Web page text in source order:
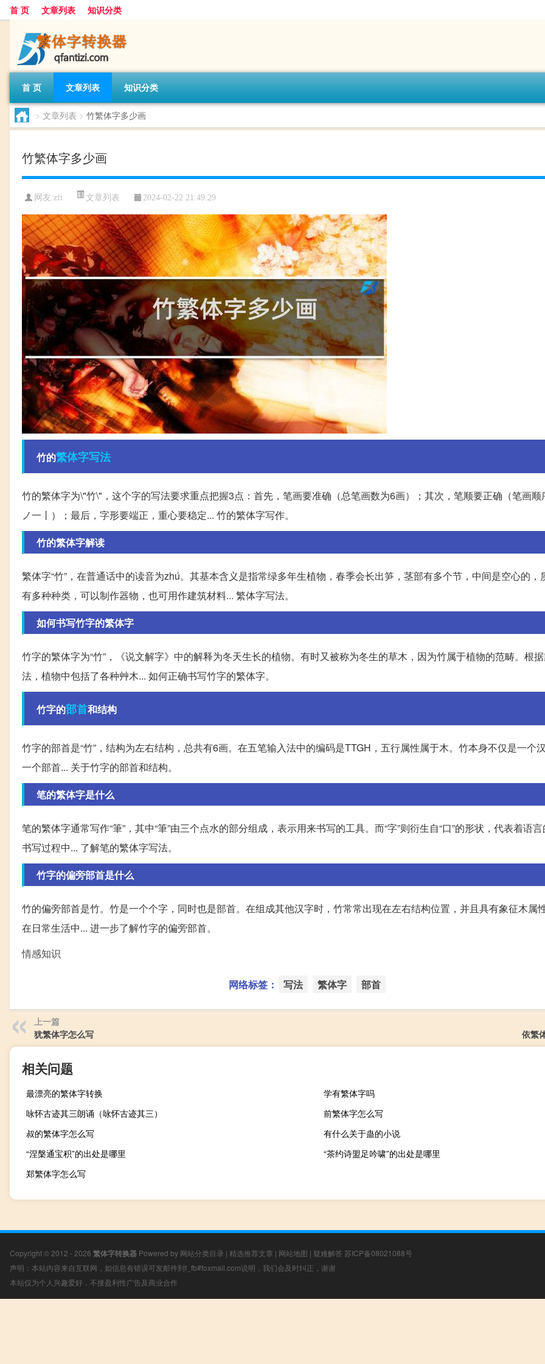
首 页 文章列表 知识分类
首 页 文章列表 知识分类
> 文章列表 > 竹繁体字多少画
竹繁体字多少画
网友:zft 文章列表 2024-02-22 21:49:29
竹的繁体字写法
竹的繁体字为\"竹\"，这个字的写法要求重点把握3点：首先，笔画要准确（总笔画数为6画）；其次，笔顺要正确（笔画顺
ノ一丨）；最后，字形要端正，重心要稳定... 竹的繁体字写作。
竹的繁体字解读
繁体字“竹”，在普通话中的读音为zhú。其基本含义是指常绿多年生植物，春季会长出笋，茎部有多个节，中间是空心的，
有多种种类，可以制作器物，也可用作建筑材料... 繁体字写法。
如何书写竹字的繁体字
竹字的繁体字为“竹”，《说文解字》中的解释为冬天生长的植物。有时又被称为冬生的草木，因为竹属于植物的范畴。根
法，植物中包括了各种艸木... 如何正确书写竹字的繁体字。
竹字的部首和结构
竹字的部首是“竹”，结构为左右结构，总共有6画。在五笔输入法中的编码是TTGH，五行属性属于木。竹本身不仅是一个
一个部首... 关于竹字的部首和结构。
笔的繁体字是什么
笔的繁体字通常写作“筆”，其中“筆”由三个点水的部分组成，表示用来书写的工具。而“字”则衍生自“口”的形状，代表着语
书写过程中... 了解笔的繁体字写法。
竹字的偏旁部首是什么
竹的偏旁部首是竹。竹是一个个字，同时也是部首。在组成其他汉字时，竹常常出现在左右结构位置，并且具有象征木属
在日常生活中... 进一步了解竹字的偏旁部首。
情感知识
网络标签： 写法 繁体字 部首
上一篇
犹繁体字怎么写
依繁
相关问题
最漂亮的繁体字转换
学有繁体字吗
咏怀古迹其三朗诵（咏怀古迹其三）
前繁体字怎么写
叔的繁体字怎么写
有什么关于蛊的小说
“涅槃通宝积”的出处是哪里
“茶约诗盟足吟啸”的出处是哪里
郑繁体字怎么写
Copyright © 2012 - 2026 繁体字转换器 Powered by 网站分类目录 | 精选推荐文章 | 网站地图 | 疑难解答 苏ICP备08021088号
声明：本站内容来自互联网，如信息有错误可发邮件到f_fb#foxmail.com说明，我们会及时纠正，谢谢
本站仅为个人兴趣爱好，不接盈利性广告及商业合作